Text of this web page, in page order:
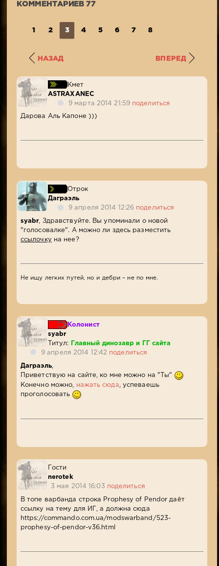
КОММЕНТАРИЕВ 77
1 2 3 4 5 6 7 8
НАЗАД ВПЕРЕД
Кмет
ASTRAXANEC
9 марта 2014 21:59 поделиться
Дарова Аль Капоне )))
Отрок
Даграэль
9 апреля 2014 12:26 поделиться
syabr, Здравствуйте. Вы упоминали о новой
"голосовалке". А можно ли здесь разместить
ссылочку на нее?
Не ищу легких путей, но и дебри – не по мне.
Колонист
syabr
Титул:
Главный динозавр и ГГ сайта
9 апреля 2014 12:42 поделиться
Даграэль,
Приветствую на сайте, ко мне можно на "Ты"
Конечно можно,
нажать сюда , успеваешь
проголосовать
Гости
nerotek
3 мая 2014 16:03 поделиться
В топе варбанда строка Prophesy of Pendor даёт
ссылку на тему для ИГ, а должна сюда
https://commando.com.ua/modswarband/523-
prophesy-of-pendor-v36.html